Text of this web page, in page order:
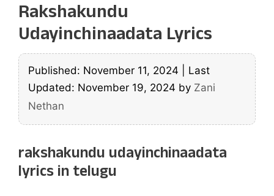
Rakshakundu
Udayinchinaadata Lyrics
Published: November 11, 2024
Last
Updated: November 19, 2024 by Zani
Nethan
rakshakundu udayinchinaadata
lyrics in telugu